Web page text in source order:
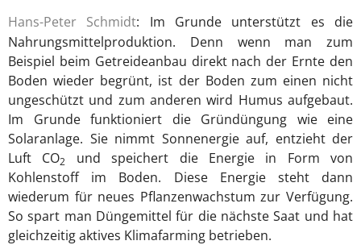
Hans-Peter Schmidt: Im Grunde unterstützt es die
Nahrungsmittelproduktion. Denn wenn man zum
Beispiel beim Getreideanbau direkt nach der Ernte den
Boden wieder begrünt, ist der Boden zum einen nicht
ungeschützt und zum anderen wird Humus aufgebaut.
Im Grunde funktioniert die Gründüngung wie eine
Solaranlage. Sie nimmt Sonnenergie auf, entzieht der
Luft CO2
und speichert die Energie in Form von
Kohlenstoff im Boden. Diese Energie steht dann
wiederum für neues Pflanzenwachstum zur Verfügung.
So spart man Düngemittel für die nächste Saat und hat
gleichzeitig aktives Klimafarming betrieben.